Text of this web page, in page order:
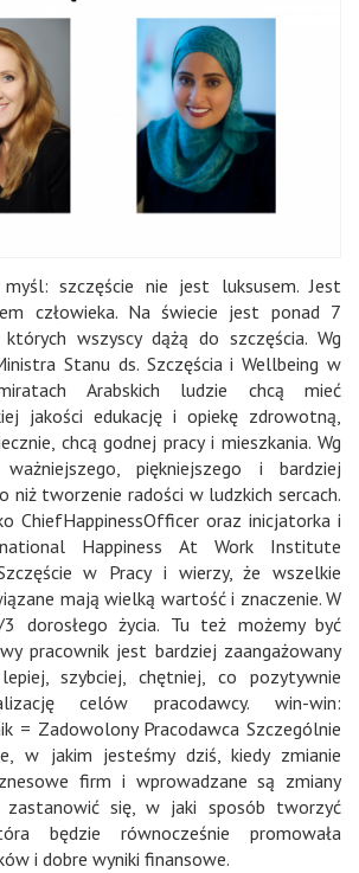
szczęście nie jest luksusem. Jest
człowieka. Na świecie jest ponad 7
wszyscy dążą do szczęścia. Wg
Stanu ds. Szczęścia iWellbeing w
Arabskich ludzie chcą mieć
jakości edukację i opiekę zdrowotną,
chcą godnej pracy i mieszkania. Wg
piękniejszego i bardziej
niż tworzenie radości w ludzkich sercach.
ChiefHappinessOfficer oraz inicjatorka i
Happiness At Work Institute
w Pracyi wierzy, że wszelkie
mają wielką wartość i znaczenie. W
dorosłego życia. Tu też możemy być
pracownik jest bardziej zaangażowany
szybciej, chętniej, co pozytywnie
celów pracodawcy. win-win:
= Zadowolony Pracodawca Szczególnie
w jakim jesteśmy dziś, kiedy zmianie
firm i wprowadzane są zmiany
zastanowić się, w jaki sposób tworzyć
będzie równocześnie promowała
i dobre wyniki finansowe.